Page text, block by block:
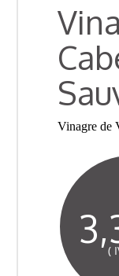
Vinagre de
(